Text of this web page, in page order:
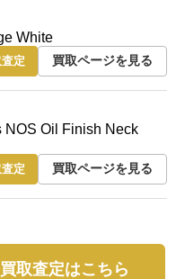
White
定 買取ページを見る
NOS Oil Finish Neck
定 買取ページを見る
取査定はこちら